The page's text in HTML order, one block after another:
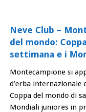
Neve Club –
del mondo:
settimana e i
Montecampione si
d’erba
Coppa del mondo di
Mondiali juniores in